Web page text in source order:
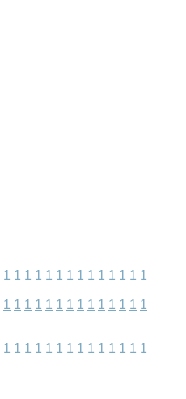
1 1 1 1 1 1 1 1 1 1 1 1 1 1
1 1 1 1 1 1 1 1 1 1 1 1 1 1
1 1 1 1 1 1 1 1 1 1 1 1 1 1